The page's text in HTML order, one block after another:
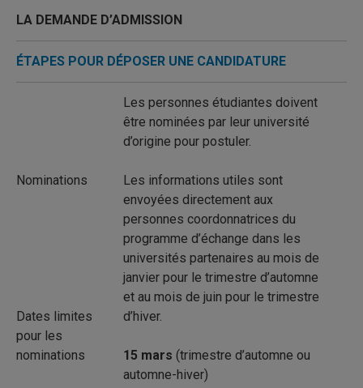
LA DEMANDE D’ADMISSION
ÉTAPES POUR DÉPOSER UNE CANDIDATURE
Nominations
Dates limites
pour les
nominations
Les personnes étudiantes doivent
être nominées par leur université
d’origine pour postuler.
Les informations utiles sont
envoyées directement aux
personnes coordonnatrices du
programme d’échange dans les
universités partenaires au mois de
janvier pour le trimestre d’automne
et au mois de juin pour le trimestre
d’hiver.
15 mars (trimestre d’automne ou
automne-hiver)